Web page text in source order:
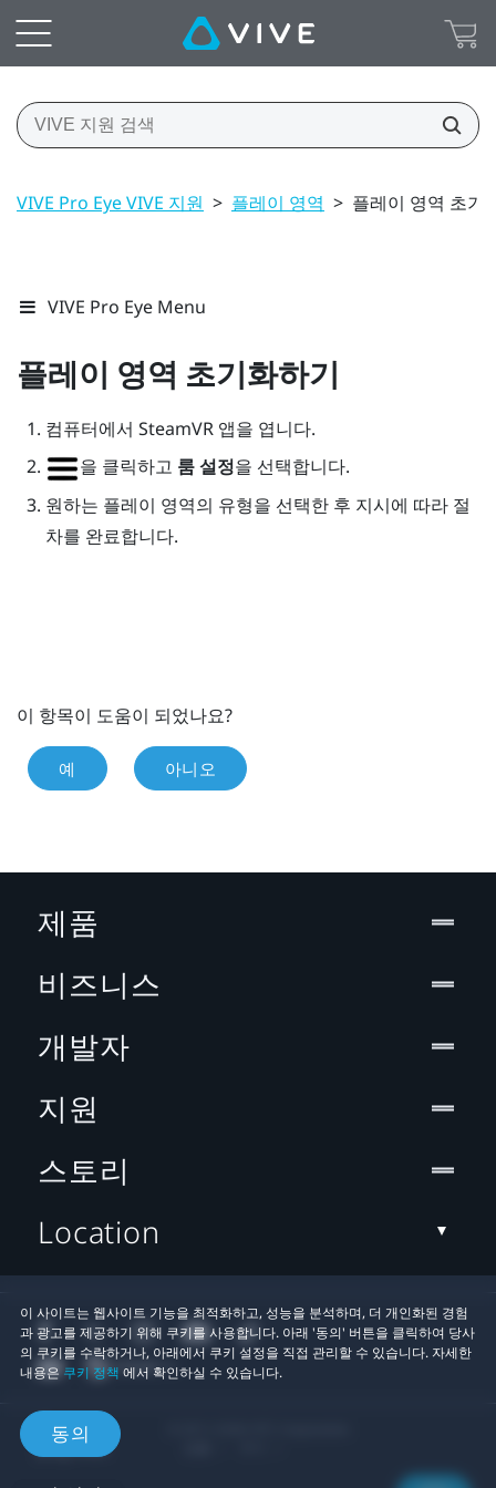
VIVE Pro Eye VIVE 지원 > 플레이 영역 > 플레이 영역 초기
VIVE Pro Eye Menu
플레이 영역 초기화하기
컴퓨터에서 SteamVR앱을 엽니다.
을 클릭하고 룸 설정을 선택합니다.
원하는 플레이 영역의 유형을 선택한 후 지시에 따라 절
차를 완료합니다.
이 항목이 도움이 되었나요?
예 아니오
이 사이트는 웹사이트 기능을 최적화하고, 성능을 분석하며, 더 개인화된 경험
과 광고를 제공하기 위해 쿠키를 사용합니다. 아래 '동의' 버튼을 클릭하여 당사
의 쿠키를 수락하거나, 아래에서 쿠키 설정을 직접 관리할 수 있습니다. 자세한
내용은 쿠키 정책 에서 확인하실 수 있습니다.
동의
제품
비즈니스
개발자
지원
스토리
Location